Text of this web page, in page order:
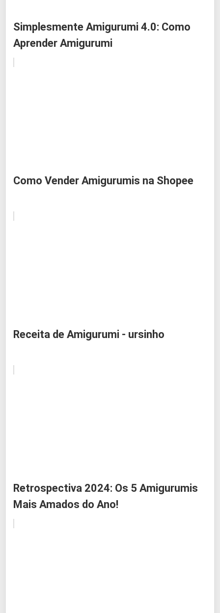
Simplesmente Amigurumi 4.0: Como
Aprender Amigurumi
Como Vender Amigurumis na Shopee
Receita de Amigurumi - ursinho
Retrospectiva 2024: Os 5 Amigurumis
Mais Amados do Ano!